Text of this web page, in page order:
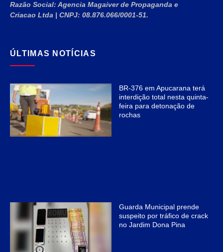
Razão Social: Agencia Magaiver de Propaganda e
Criacao Ltda | CNPJ: 08.876.066/0001-51.
ÚLTIMAS NOTÍCIAS
BR-376 em Apucarana terá
interdição total nesta quinta-
feira para detonação de
rochas
Guarda Municipal prende
suspeito por tráfico de crack
no Jardim Dona Pina